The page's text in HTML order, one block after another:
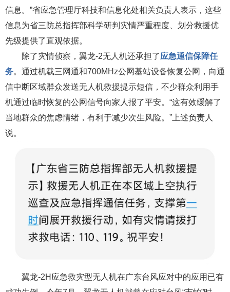
信息。”省应急管理厅科技和信息化处相关负责人表示，这些
信息为省三防总指挥部科学研判灾情严重程度、划分救援优
先级提供了直观依据。
除了灾情侦察，翼龙-2无人机还承担了应急通信保障任
务。通过机载三网通和700MHz公网基站设备恢复公网，向通
信中断区域群众发送无人机救援提示短信，不少群众利用手
机通过临时恢复的公网信号向家人报了平安。“这有效缓解了
当地群众的焦虑情绪，有利于减少次生风险。”上述负责人
说。
翼龙-2H应急救灾型无人机在广东台风应对中的应用已有